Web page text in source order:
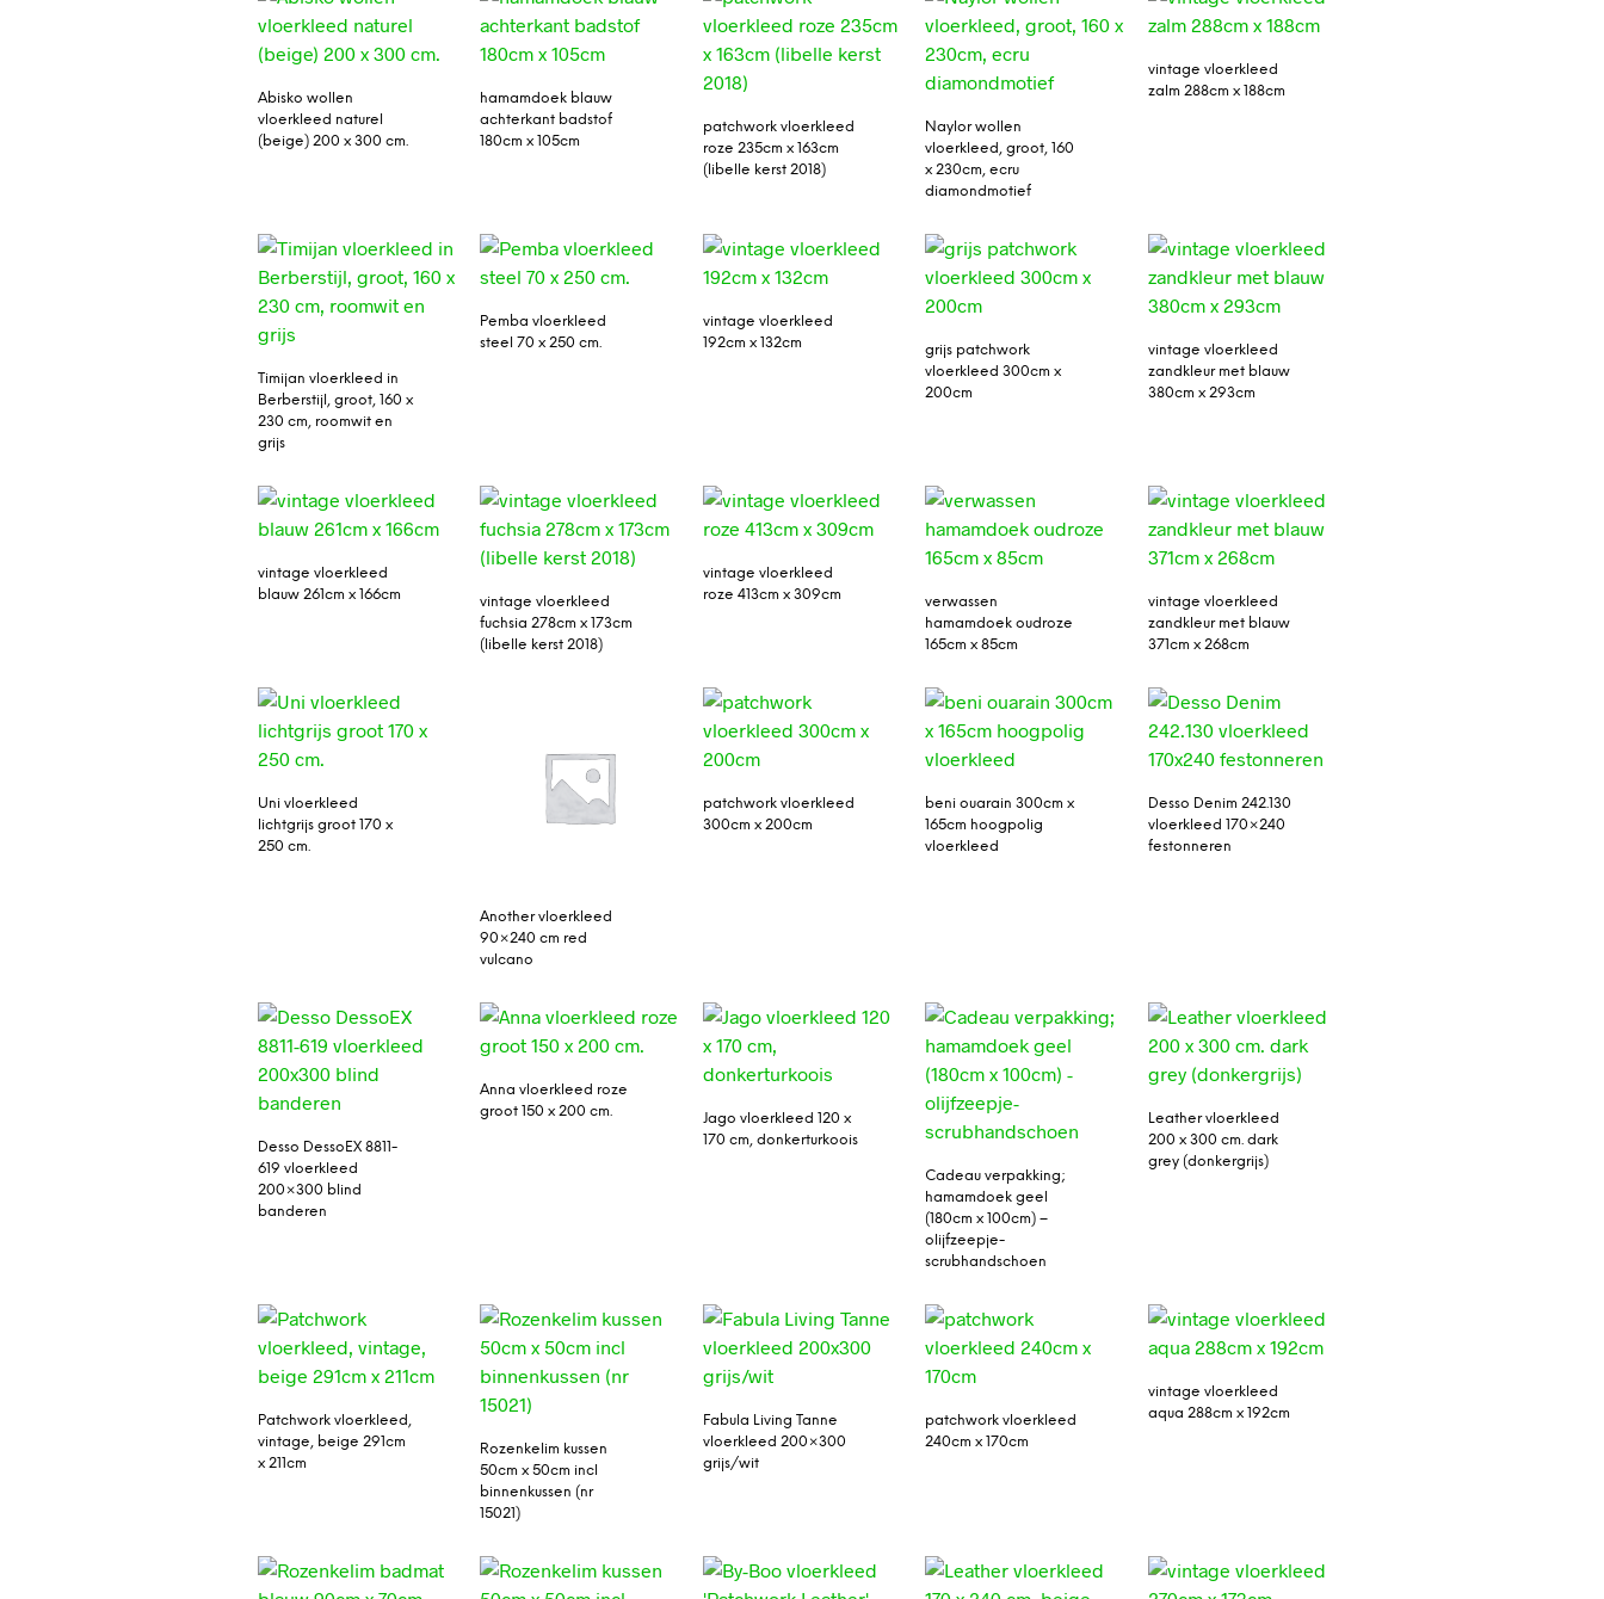
Abisko wollen
vloerkleed naturel
(beige) 200 x 300 cm.
hamamdoek blauw
achterkant badstof
180cm x 105cm
patchwork vloerkleed
roze 235cm x 163cm
(libelle kerst 2018)
Naylor wollen
vloerkleed, groot, 160
x 230cm, ecru
diamondmotief
vintage vloerkleed
zalm 288cm x 188cm
Timijan vloerkleed in
Berberstijl, groot, 160 x
230 cm, roomwit en
grijs
Pemba vloerkleed
steel 70 x 250 cm.
vintage vloerkleed
192cm x 132cm
grijs patchwork
vloerkleed 300cm x
200cm
vintage vloerkleed
zandkleur met blauw
380cm x 293cm
vintage vloerkleed
blauw 261cm x 166cm
vintage vloerkleed
fuchsia 278cm x 173cm
(libelle kerst 2018)
vintage vloerkleed
roze 413cm x 309cm
verwassen
hamamdoek oudroze
165cm x 85cm
vintage vloerkleed
zandkleur met blauw
371cm x 268cm
Uni vloerkleed
lichtgrijs groot 170 x
250 cm.
Another vloerkleed
90×240 cm red
vulcano
patchwork vloerkleed
300cm x 200cm
beni ouarain 300cm x
165cm hoogpolig
vloerkleed
Desso Denim 242.130
vloerkleed 170×240
festonneren
Desso DessoEX 8811-
619 vloerkleed
200×300 blind
banderen
Anna vloerkleed roze
groot 150 x 200 cm.
Jago vloerkleed 120 x
170 cm, donkerturkoois
Cadeau verpakking;
hamamdoek geel
(180cm x 100cm) –
olijfzeepje-
scrubhandschoen
Leather vloerkleed
200 x 300 cm. dark
grey (donkergrijs)
Patchwork vloerkleed,
vintage, beige 291cm
x 211cm
Rozenkelim kussen
50cm x 50cm incl
binnenkussen (nr
15021)
Fabula Living Tanne
vloerkleed 200×300
grijs/wit
patchwork vloerkleed
240cm x 170cm
vintage vloerkleed
aqua 288cm x 192cm